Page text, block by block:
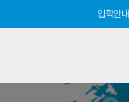
입학안내